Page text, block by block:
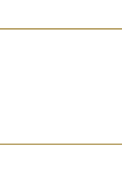
gare de
Cette
loisirs.
de